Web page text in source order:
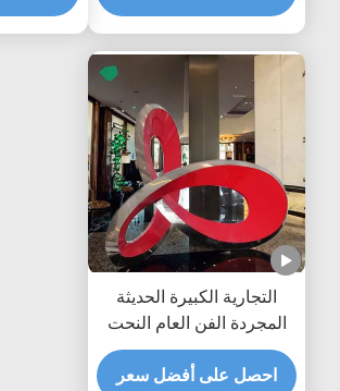
التجارية الكبيرة الحديثة
المجردة الفن العام النحت
من الفولاذ المقاوم للصدأ
احصل على أفضل سعر